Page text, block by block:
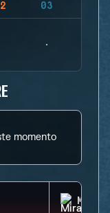
03
momento
MIRA